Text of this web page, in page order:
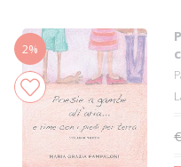
2%